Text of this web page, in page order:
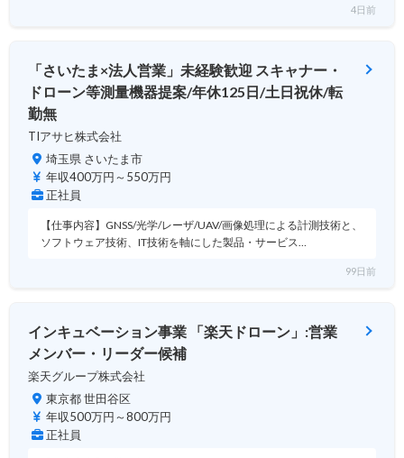
4日前
「さいたま×法人営業」未経験歓迎 スキャナー・
ドローン等測量機器提案/年休125日/土日祝休/転
勤無
TIアサヒ株式会社
埼玉県 さいたま市
年収400万円～550万円
正社員
【仕事内容】GNSS/光学/レーザ/UAV/画像処理による計測技術と、
ソフトウェア技術、IT技術を軸にした製品・サービス…
99日前
インキュベーション事業 「楽天ドローン」:営業
メンバー・リーダー候補
楽天グループ株式会社
東京都 世田谷区
年収500万円～800万円
正社員